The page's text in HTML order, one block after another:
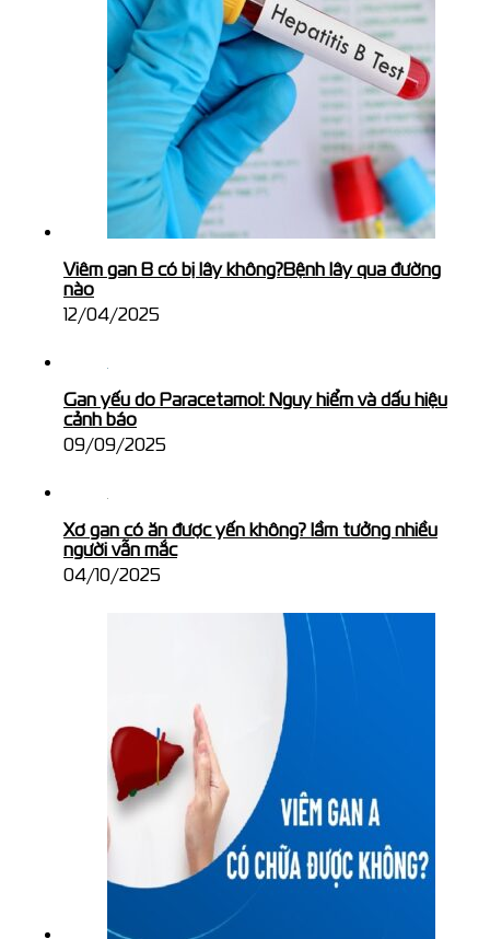
Viêm gan B có bị lây không?Bệnh lây qua đường
nào
12/04/2025
Gan yếu do Paracetamol: Nguy hiểm và dấu hiệu
cảnh báo
09/09/2025
Xơ gan có ăn được yến không? lầm tưởng nhiều
người vẫn mắc
04/10/2025